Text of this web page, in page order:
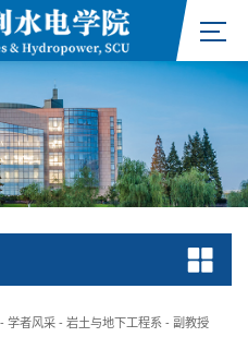
- 学者风采 - 岩土与地下工程系 - 副教授